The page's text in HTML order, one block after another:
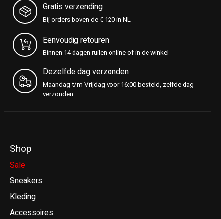
Gratis verzending
Bij orders boven de € 120 in NL
Eenvoudig retouren
Binnen 14 dagen ruilen online of in de winkel
Dezelfde dag verzonden
Maandag t/m Vrijdag voor 16:00 besteld, zelfde dag
verzonden
Shop
Sale
Sneakers
Kleding
Accessoires